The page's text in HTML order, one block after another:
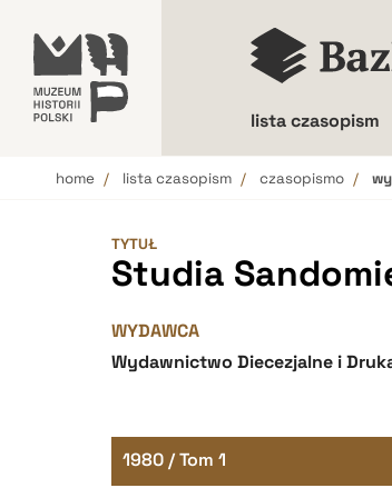
lista czasopism
home lista czasopism czasopismo
TYTUŁ
Studia
WYDAWCA
Wydawnictwo Diecezjalne i
1980 / Tom 1